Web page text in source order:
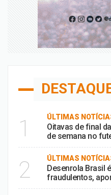
1 ÚLTIMAS
Oitavas de final
de semana no
2 ÚLTIMAS
Desenrola Brasil
fraudulentos,